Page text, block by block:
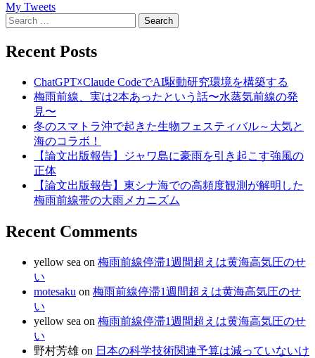
My Tweets
Search
for:
Recent Posts
ChatGPT☓Claude CodeでAI駆動研究環境を構築する
梅雨前線、実は2本あったという話〜水蒸気前線の発
見〜
冬のスマトラ沖で起きた生物フェスティバル～大気と
海のコラボ！
【論文出版報告】ジャワ島に豪雨を引き起こす強風の
正体
【論文出版報告】東シナ海での高頻度観測が解明した
梅雨前線帯の大雨メカニズム
Recent Comments
yellow sea on 梅雨前線停滞1週間超えは黄海高気圧のせ
い
motesaku on 梅雨前線停滞1週間超えは黄海高気圧のせ
い
yellow sea on 梅雨前線停滞1週間超えは黄海高気圧のせ
い
野村芳雄 on 日本の科学技術関連予算は減っていないけ